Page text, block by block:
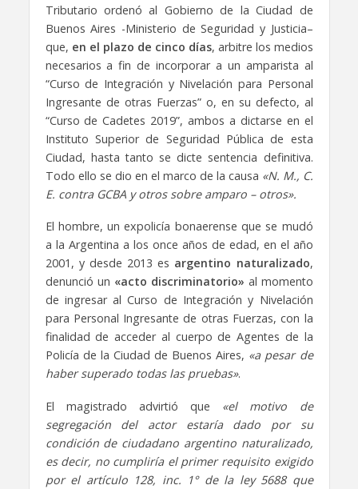
Tributario ordenó al Gobierno de la Ciudad de
Buenos Aires -Ministerio de Seguridad y Justicia–
que, en el plazo de cinco días, arbitre los medios
necesarios a fin de incorporar a un amparista al
“Curso de Integración y Nivelación para Personal
Ingresante de otras Fuerzas” o, en su defecto, al
“Curso de Cadetes 2019”, ambos a dictarse en el
Instituto Superior de Seguridad Pública de esta
Ciudad, hasta tanto se dicte sentencia definitiva.
Todo ello se dio en el marco de la causa «N. M., C.
E. contra GCBA y otros sobre amparo – otros».
El hombre, un expolicía bonaerense que se mudó
a la Argentina a los once años de edad, en el año
2001, y desde 2013 es argentino naturalizado,
denunció un «acto discriminatorio» al momento
de ingresar al Curso de Integración y Nivelación
para Personal Ingresante de otras Fuerzas, con la
finalidad de acceder al cuerpo de Agentes de la
Policía de la Ciudad de Buenos Aires, «a pesar de
haber superado todas las pruebas».
El magistrado advirtió que «el motivo de
segregación del actor estaría dado por su
condición de ciudadano argentino naturalizado,
es decir, no cumpliría el primer requisito exigido
por el artículo 128, inc. 1° de la ley 5688 que